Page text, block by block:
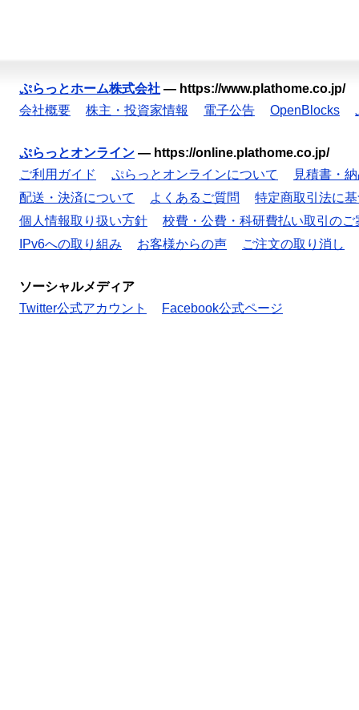
ぷらっとホーム株式会社 — https://www.plathome.co.jp/
会社概要
株主・投資家情報 電子公告 OpenBlocks
ぷらっとオンライン — https://online.plathome.co.jp/
ご利用ガイド
ぷらっとオンラインについて
見積書・
配送・決済について
よくあるご質問
特定商取引法に
個人情報取り扱い方針
校費・公費・科研費払い取引のご
IPv6への取り組み
お客様からの声 ご注文の取り消し
ソーシャルメディア
Twitter公式アカウント
Facebook公式ページ